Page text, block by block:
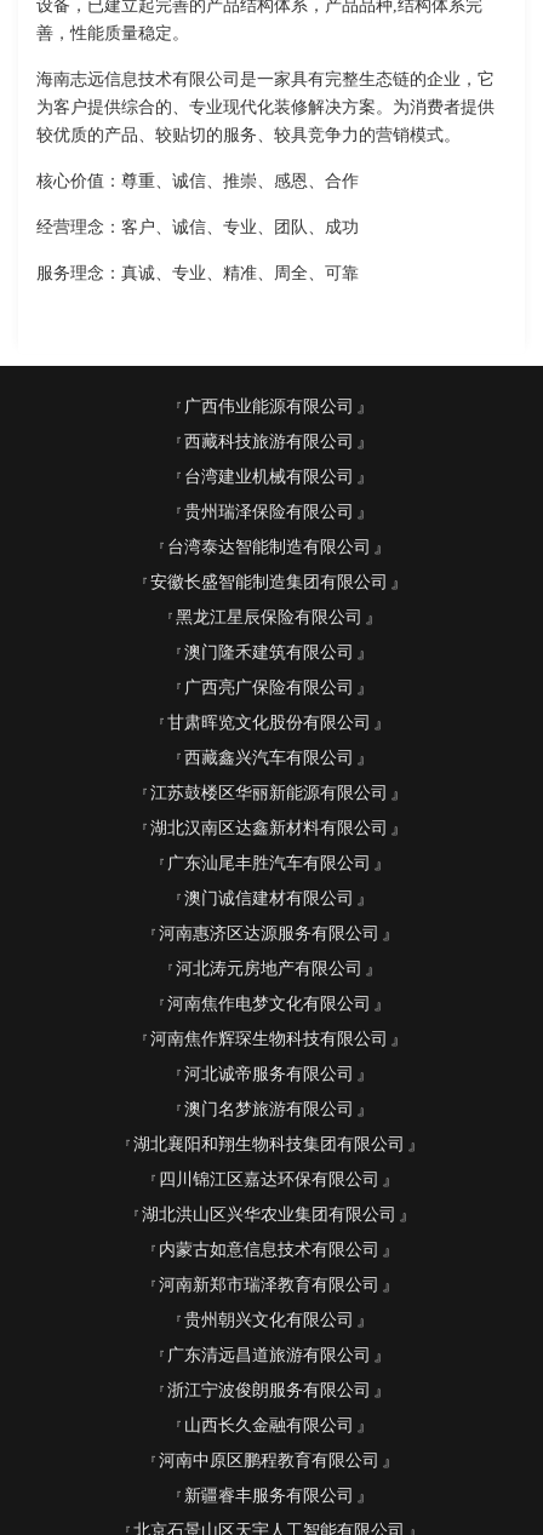
设备，已建立起完善的产品结构体系，产品品种,结构体系完
善，性能质量稳定。
海南志远信息技术有限公司是一家具有完整生态链的企业，它
为客户提供综合的、专业现代化装修解决方案。为消费者提供
较优质的产品、较贴切的服务、较具竞争力的营销模式。
核心价值：尊重、诚信、推崇、感恩、合作
经营理念：客户、诚信、专业、团队、成功
服务理念：真诚、专业、精准、周全、可靠
广西伟业能源有限公司
西藏科技旅游有限公司
台湾建业机械有限公司
贵州瑞泽保险有限公司
台湾泰达智能制造有限公司
安徽长盛智能制造集团有限公司
黑龙江星辰保险有限公司
澳门隆禾建筑有限公司
广西亮广保险有限公司
甘肃晖览文化股份有限公司
西藏鑫兴汽车有限公司
江苏鼓楼区华丽新能源有限公司
湖北汉南区达鑫新材料有限公司
广东汕尾丰胜汽车有限公司
澳门诚信建材有限公司
河南惠济区达源服务有限公司
河北涛元房地产有限公司
河南焦作电梦文化有限公司
河南焦作辉琛生物科技有限公司
河北诚帝服务有限公司
澳门名梦旅游有限公司
湖北襄阳和翔生物科技集团有限公司
四川锦江区嘉达环保有限公司
湖北洪山区兴华农业集团有限公司
内蒙古如意信息技术有限公司
河南新郑市瑞泽教育有限公司
贵州朝兴文化有限公司
广东清远昌道旅游有限公司
浙江宁波俊朗服务有限公司
山西长久金融有限公司
河南中原区鹏程教育有限公司
新疆睿丰服务有限公司
北京石景山区天宇人工智能有限公司